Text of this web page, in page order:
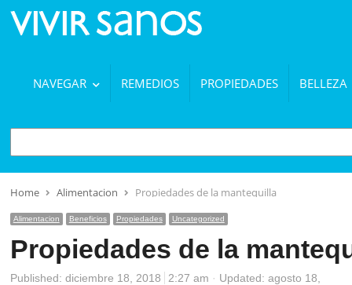
NAVEGAR REMEDIOS PROPIEDADES BELLEZA
BUSCAR
Home Alimentacion Propiedades de la mantequilla
Alimentacion Beneficios Propiedades Uncategorized
Propiedades de la
Published: diciembre 18, 2018 2:27 am
Updated: agosto 18,